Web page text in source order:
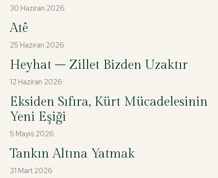
30 Haziran 2026
Atê
25 Haziran 2026
Heyhat – Zillet Bizden Uzaktır
12 Haziran 2026
Eksiden Sıfıra, Kürt Mücadelesinin
Yeni Eşiği
5 Mayıs 2026
Tankın Altına Yatmak
31 Mart 2026